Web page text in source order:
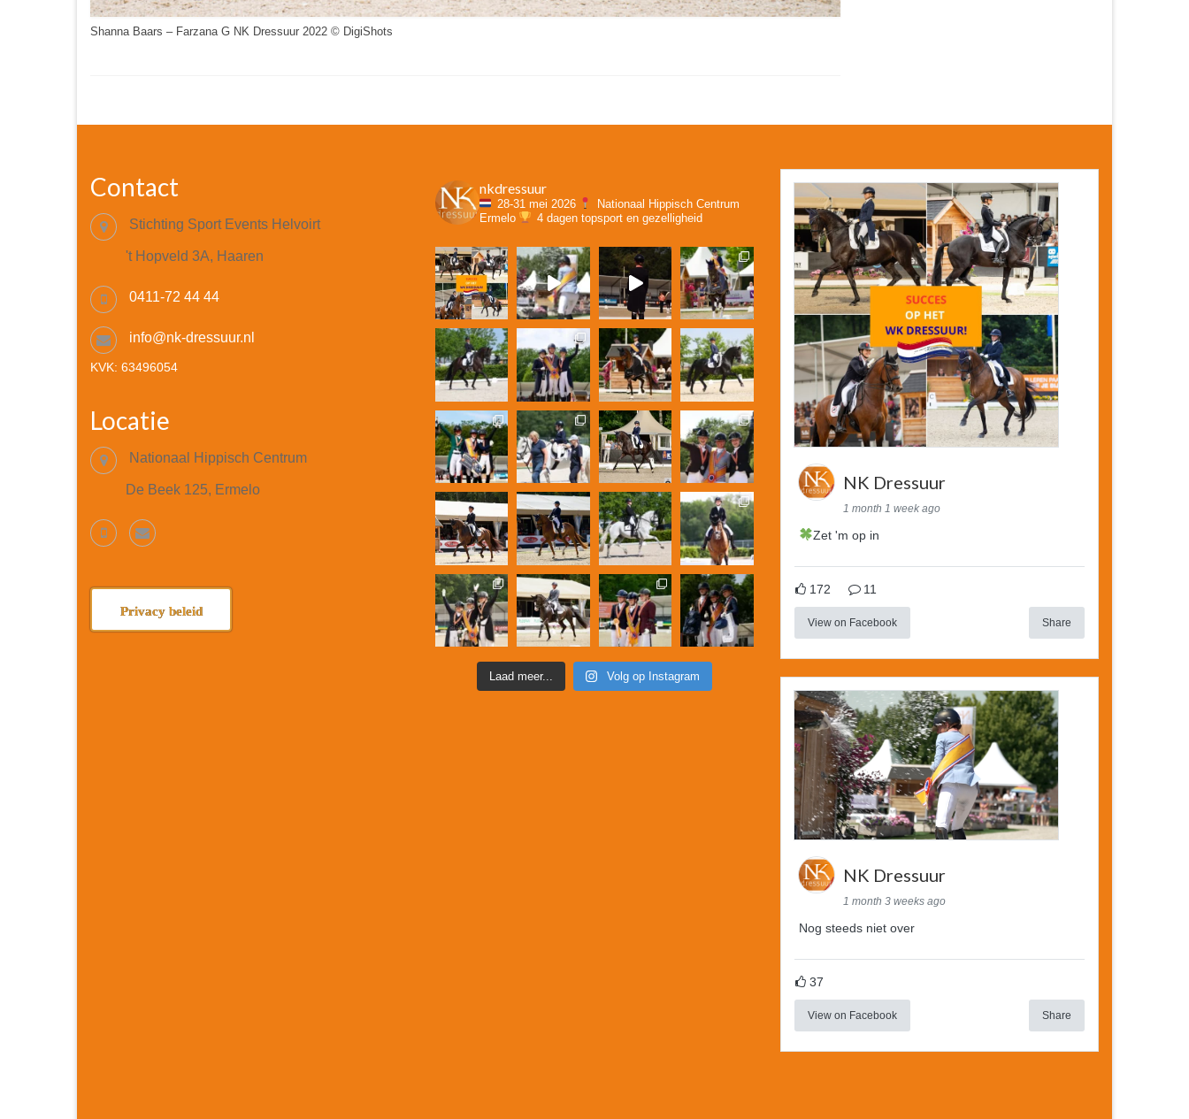
Shanna Baars – Farzana G NK Dressuur 2022 © DigiShots
Contact
Stichting Sport Events Helvoirt
't Hopveld 3A, Haaren
0411-72 44 44
info@nk-dressuur.nl
KVK: 63496054
Locatie
Nationaal Hippisch Centrum
De Beek 125, Ermelo
Privacy beleid
nkdressuur
28-31 mei 2026
Nationaal Hippisch Centrum
Ermelo
4 dagen topsport en gezelligheid
Laad meer... Volg op Instagram
NK Dressuur
1 month 1 week ago
Zet 'm op in
172 11
View on Facebook Share
NK Dressuur
1 month 3 weeks ago
Nog steeds niet over
37
View on Facebook Share